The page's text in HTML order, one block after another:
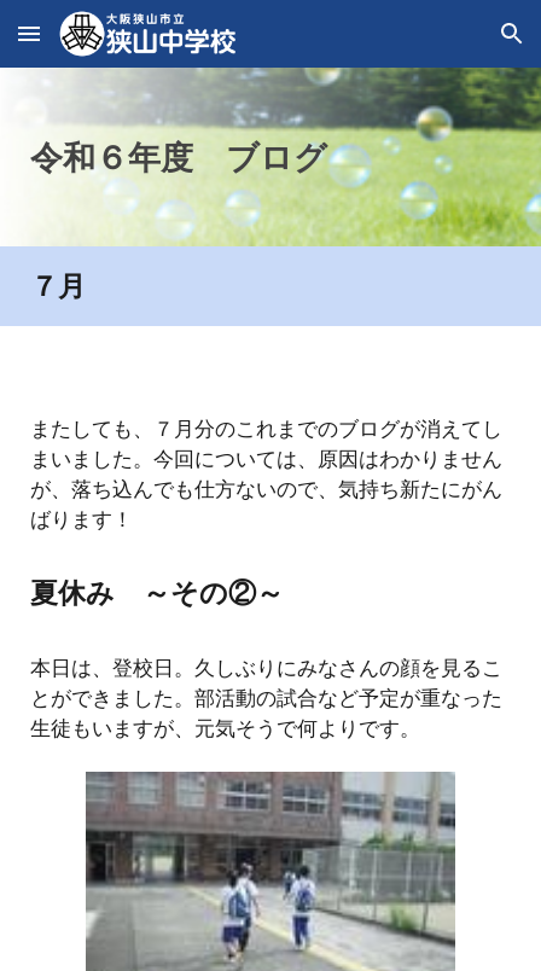
Skip to main content Skip to navigation
令和６年度 ブログ
７ 月
またしても、７月分のこれまでのブログが消えてし
まいました。今回については、原因はわかりません
が、落ち込んでも仕方ないので、気持ち新たにがん
ばります！
夏休み ～その②～
本日は、登校日。久しぶりにみなさんの顔を見るこ
とができました。部活動の試合など予定が重なった
生徒もいますが、元気そうで何よりです。